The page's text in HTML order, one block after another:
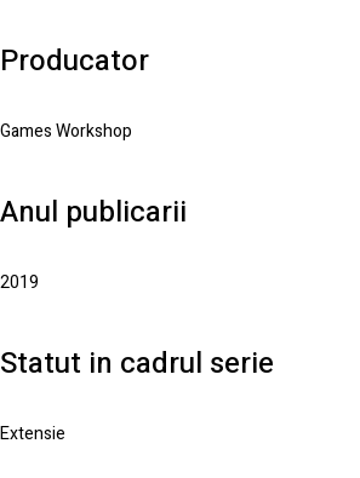
Producator
Games Workshop
Anul publicarii
2019
Statut in cadrul serie
Extensie